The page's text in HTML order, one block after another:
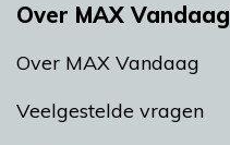
Over MAX Vandaag
Over MAX Vandaag
Veelgestelde vragen